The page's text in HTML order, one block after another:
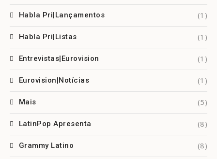
Habla Pri|Lançamentos (1)
Habla Pri|Listas (1)
Entrevistas|Eurovision (1)
Eurovision|Notícias (1)
Mais (5)
LatinPop Apresenta (8)
Grammy Latino (8)